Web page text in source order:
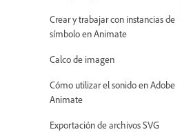
Crear y trabajar con instancias de
símbolo en Animate
Calco de imagen
Cómo utilizar el sonido en Adobe
Animate
Exportación de archivos SVG